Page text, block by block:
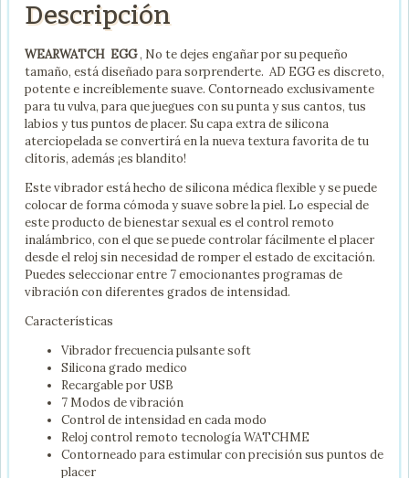
Descripción
WEARWATCH EGG, No te dejes engañar por su pequeño
tamaño, está diseñado para sorprenderte. AD EGG es discreto,
potente e increíblemente suave. Contorneado exclusivamente
para tu vulva, para que juegues con su punta y sus cantos, tus
labios y tus puntos de placer. Su capa extra de silicona
aterciopelada se convertirá en la nueva textura favorita de tu
clítoris, además ¡es blandito!
Este vibrador está hecho de silicona médica flexible y se puede
colocar de forma cómoda y suave sobre la piel. Lo especial de
este producto de bienestar sexual es el control remoto
inalámbrico, con el que se puede controlar fácilmente el placer
desde el reloj sin necesidad de romper el estado de excitación.
Puedes seleccionar entre 7 emocionantes programas de
vibración con diferentes grados de intensidad.
Características
Vibrador frecuencia pulsante soft
Silicona grado medico
Recargable por USB
7 Modos de vibración
Control de intensidad en cada modo
Reloj control remoto tecnología WATCHME
Contorneado para estimular con precisión sus puntos de
placer